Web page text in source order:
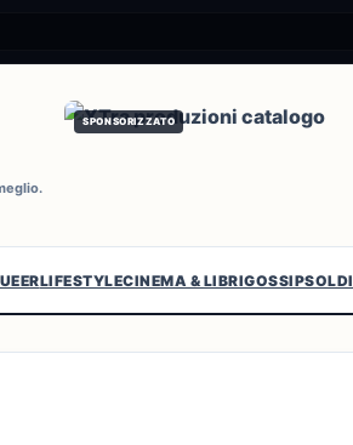
SPONSORIZZATO
LIFESTYLECINEMA & LIBRIGOSSIPSOLDI